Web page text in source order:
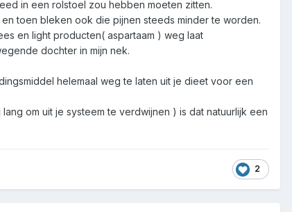
in een rolstoel zou hebben moeten zitten.
toen bleken ook die pijnen steeds minder te worden.
en light producten( aspartaam ) weg laat
dochter in mijn nek.
helemaal weg te laten uit je dieet voor een
om uit je systeem te verdwijnen ) is dat natuurlijk een
2